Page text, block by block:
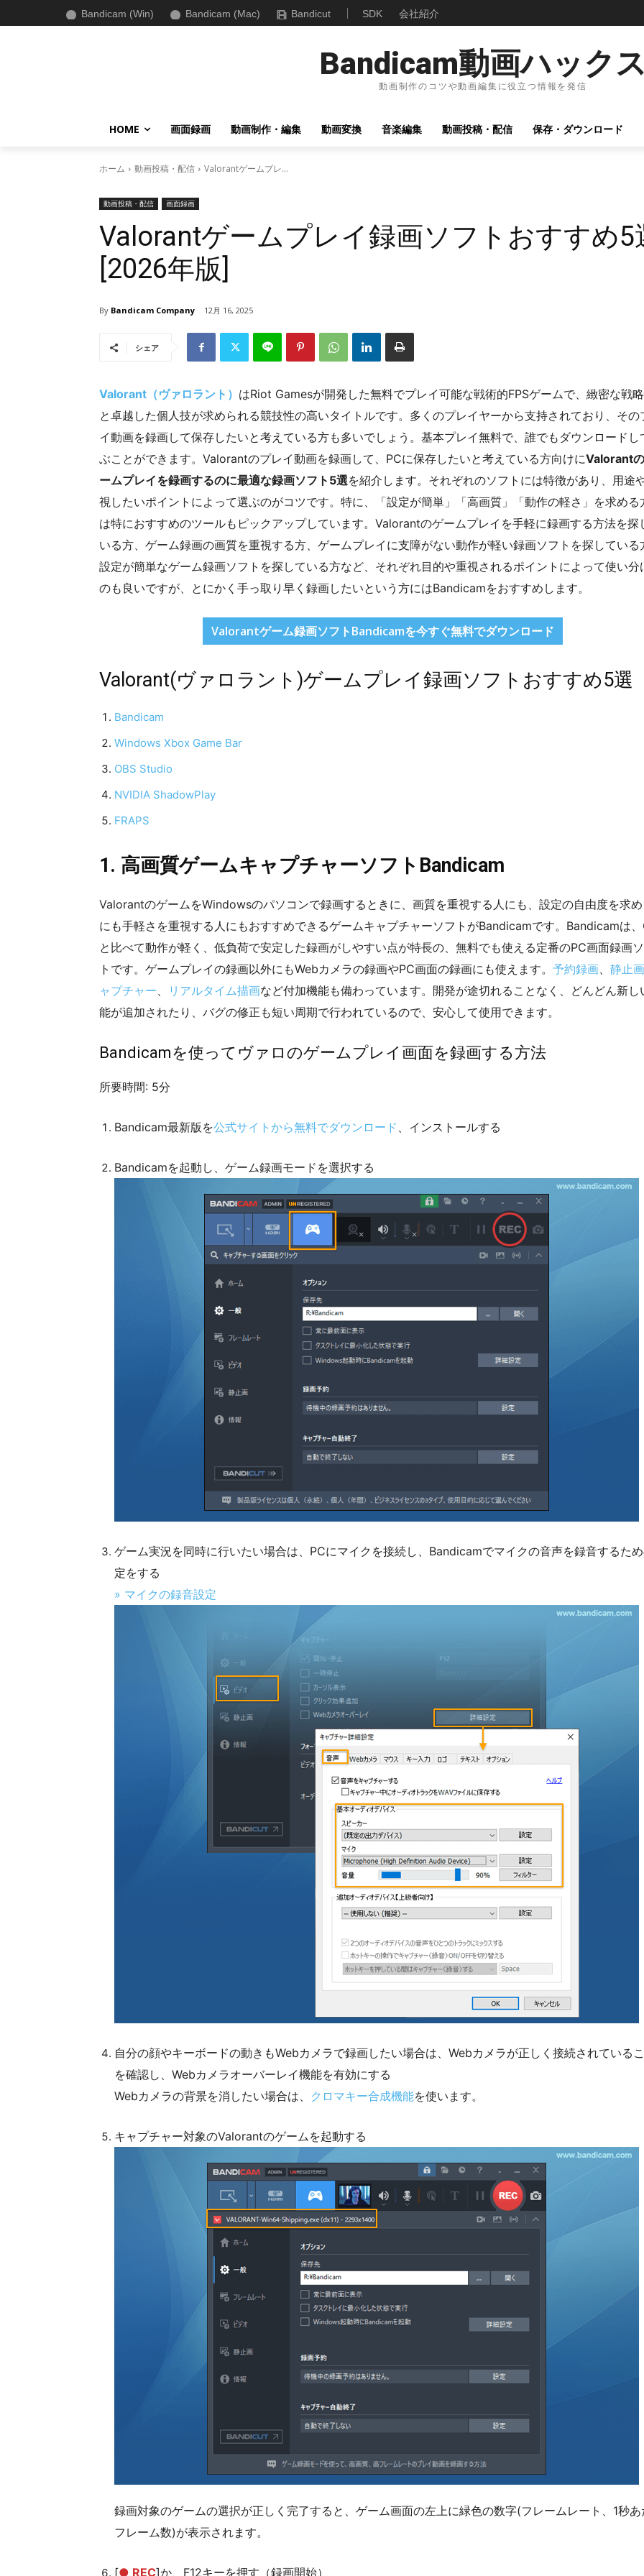
Bandicam (Win) Bandicam (Mac) Bandicut SDK 会社紹介
Bandicam動画ハック
動画制作のコツや動画編集に役立つ情報を発信
HOME 画面録画 動画制作・編集 動画変換 音楽編集 動画投稿・配信 保存・ダウンロード
ホーム 動画投稿・配信 Valorantゲームプレ...
動画投稿・配信 画面録画
Valorantゲームプレイ録画ソフトおすすめ5
[2026年版]
By Bandicam Company 12月 16, 2025
シェア
Valorant（ヴァロラント） はRiot Gamesが開発した無料でプレイ可能な戦術的FPSゲームで、緻密な戦
と卓越した個人技が求められる競技性の高いタイトルです。多くのプレイヤーから支持されており、その
イ動画を録画して保存したいと考えている方も多いでしょう。基本プレイ無料で、誰でもダウンロードし
ぶことができます。Valorantのプレイ動画を録画して、PCに保存したいと考えている方向けにValorant
ームプレイを録画するのに最適な録画ソフト5選を紹介します。それぞれのソフトには特徴があり、用途
視したいポイントによって選ぶのがコツです。特に、「設定が簡単」「高画質」「動作の軽さ」を求める
は特におすすめのツールもピックアップしています。Valorantのゲームプレイを手軽に録画する方法を探
いる方、ゲーム録画の画質を重視する方、ゲームプレイに支障がない動作が軽い録画ソフトを探している
設定が簡単なゲーム録画ソフトを探している方など、それぞれ目的や重視されるポイントによって使い分
のも良いですが、とにかく手っ取り早く録画したいという方にはBandicamをおすすめします。
Valorantゲーム録画ソフトBandicamを今すぐ無料でダウンロード
Valorant(ヴァロラント)ゲームプレイ録画ソフトおすすめ5選
Bandicam
Windows Xbox Game Bar
OBS Studio
NVIDIA ShadowPlay
FRAPS
1. 高画質ゲームキャプチャーソフトBandicam
ValorantのゲームをWindowsのパソコンで録画するときに、画質を重視する人にも、設定の自由度を求
にも手軽さを重視する人にもおすすめできるゲームキャプチャーソフトがBandicamです。Bandicamは、
と比べて動作が軽く、低負荷で安定した録画がしやすい点が特長の、無料でも使える定番のPC画面録画
トです。ゲームプレイの録画以外にもWebカメラの録画やPC画面の録画にも使えます。 予約録画、 静止
ャプチャー、 リアルタイム描画など付加機能も備わっています。開発が途切れることなく、どんどん新し
能が追加されたり、バグの修正も短い周期で行われているので、安心して使用できます。
Bandicamを使ってヴァロのゲームプレイ画面を録画する方法
所要時間: 5分
Bandicam最新版を公式サイトから無料でダウンロード 、インストールする
Bandicamを起動し、ゲーム録画モードを選択する
ゲーム実況を同時に行いたい場合は、PCにマイクを接続し、Bandicamでマイクの音声を録音するた
定をする
» マイクの録音設定
自分の顔やキーボードの動きもWebカメラで録画したい場合は、Webカメラが正しく接続されている
を確認し、Webカメラオーバーレイ機能を有効にする
Webカメラの背景を消したい場合は、 クロマキー合成機能を使います。
キャプチャー対象のValorantのゲームを起動する
録画対象のゲームの選択が正しく完了すると、ゲーム画面の左上に緑色の数字(フレームレート、1秒あ
フレーム数)が表示されます。
[● REC]か、F12キーを押す（録画開始）